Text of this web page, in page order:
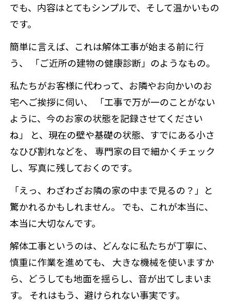
でも、内容はとてもシンプルで、そして温かいもの
です。
簡単に言えば、これは解体工事が始まる前に行
う、 「ご近所の建物の健康診断」のようなもの。
私たちがお客様に代わって、お隣やお向かいのお
宅へご挨拶に伺い、 「工事で万が一のことがない
ように、今のお家の状態を記録させてください
ね」 と、現在の壁や基礎の状態、すでにある小さ
なひび割れなどを、 専門家の目で細かくチェック
し、写真に残しておくのです。
「えっ、わざわざお隣の家の中まで見るの？」と
驚かれるかもしれません。 でも、これが本当に、
本当に大切なんです。
解体工事というのは、どんなに私たちが丁寧に、
慎重に作業を進めても、 大きな機械を使いますか
ら、どうしても地面を揺らし、音が出てしまいま
す。 それはもう、避けられない事実です。